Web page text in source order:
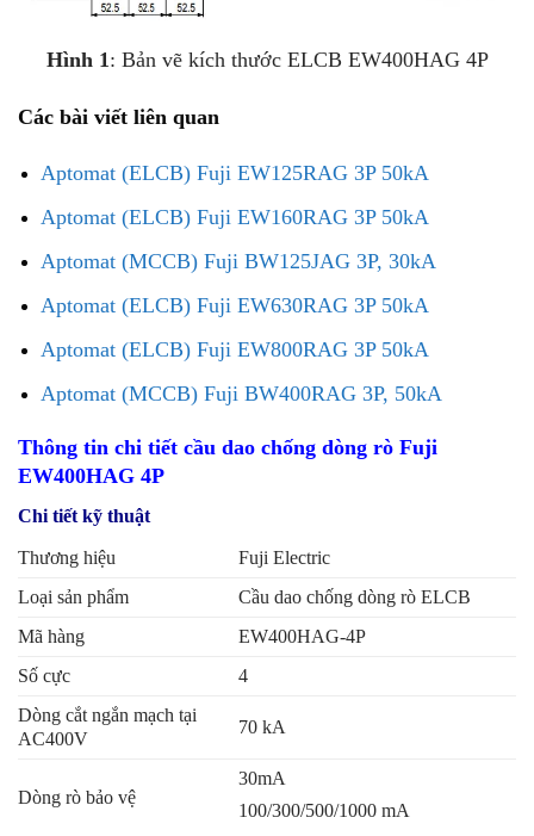
Hình 1: Bản vẽ kích thước ELCB EW400HAG 4P
Các bài viết liên quan
Aptomat (ELCB) Fuji EW125RAG 3P 50kA
Aptomat (ELCB) Fuji EW160RAG 3P 50kA
Aptomat (MCCB) Fuji BW125JAG 3P, 30kA
Aptomat (ELCB) Fuji EW630RAG 3P 50kA
Aptomat (ELCB) Fuji EW800RAG 3P 50kA
Aptomat (MCCB) Fuji BW400RAG 3P, 50kA
Thông tin chi tiết cầu dao chống dòng rò Fuji
EW400HAG 4P
Chi tiết kỹ thuật
Thương hiệu
Fuji Electric
Loại sản phẩm
Cầu dao chống dòng rò ELCB
Mã hàng
EW400HAG-4P
Số cực
4
Dòng cắt ngắn mạch tại
AC400V
70 kA
Dòng rò bảo vệ
30mA
100/300/500/1000 mA